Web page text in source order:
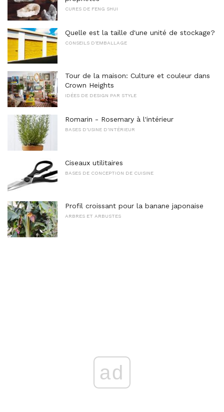
CURES DE FENG SHUI
Quelle est la taille d'une unité de stockage?
CONSEILS D'EMBALLAGE
Tour de la maison: Culture et couleur dans
Crown Heights
IDÉES DE DESIGN PAR STYLE
Romarin - Rosemary à l'intérieur
BASES D'USINE D'INTÉRIEUR
Ciseaux utilitaires
BASES DE CONCEPTION DE CUISINE
Profil croissant pour la banane japonaise
ARBRES ET ARBUSTES
ad